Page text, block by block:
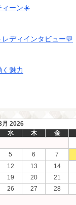
ィーン☀️
ディインタビュー💬
魅力
月 2026
水 木 金
5 6
7
12 13
14
19 20
21
26 27
28